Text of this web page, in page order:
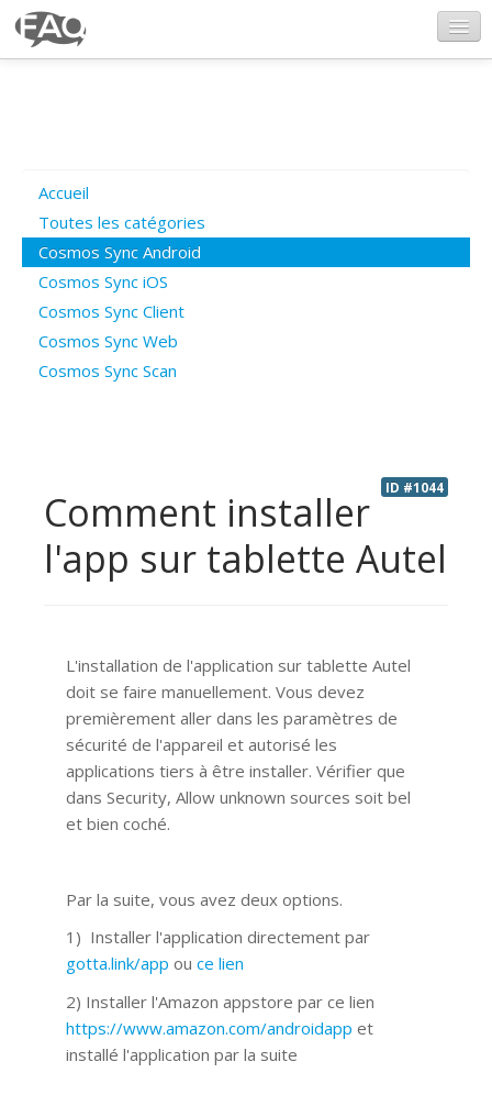
Poser une question
Questions ouvertes
Connexion
Accueil
Toutes les catégories
Cosmos Sync Android
Cosmos Sync iOS
Cosmos Sync Client
Cosmos Sync Web
Cosmos Sync Scan
ID #1044
Comment installer
l'app sur tablette Autel
L'installation de l'application sur tablette Autel
doit se faire manuellement. Vous devez
premièrement aller dans les paramètres de
sécurité de l'appareil et autorisé les
applications tiers à être installer. Vérifier que
dans Security, Allow unknown sources soit bel
et bien coché.
Par la suite, vous avez deux options.
1) Installer l'application directement par
gotta.link/app ou ce lien
2) Installer l'Amazon appstore par ce lien
https://www.amazon.com/androidapp et
installé l'application par la suite